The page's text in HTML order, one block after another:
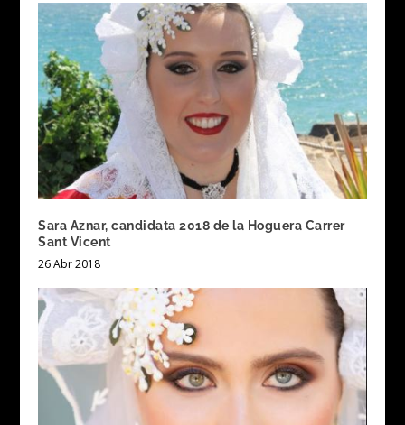
Sara Aznar, candidata 2018 de la Hoguera Carrer
Sant Vicent
26 Abr 2018